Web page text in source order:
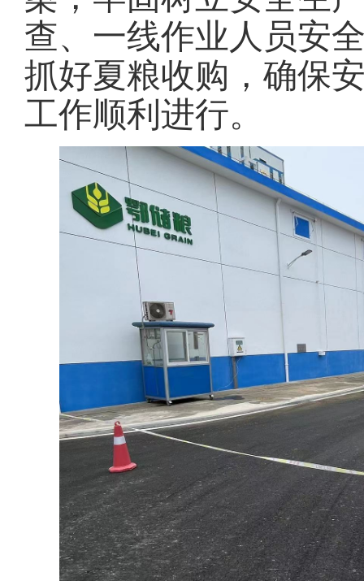
查、一线作业人员安
抓好夏粮收购，确保
工作顺利进行。